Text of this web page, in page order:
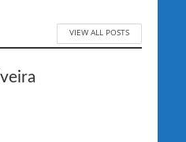
VIEW ALL POSTS